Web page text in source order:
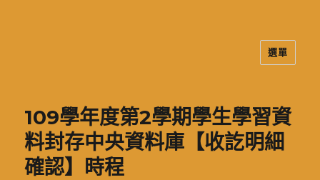
選單
109學年度第2學期學生學習資
料封存中央資料庫【收訖明細
確認】時程